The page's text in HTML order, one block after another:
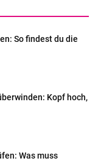
So findest du die
Kopf hoch,
Was muss